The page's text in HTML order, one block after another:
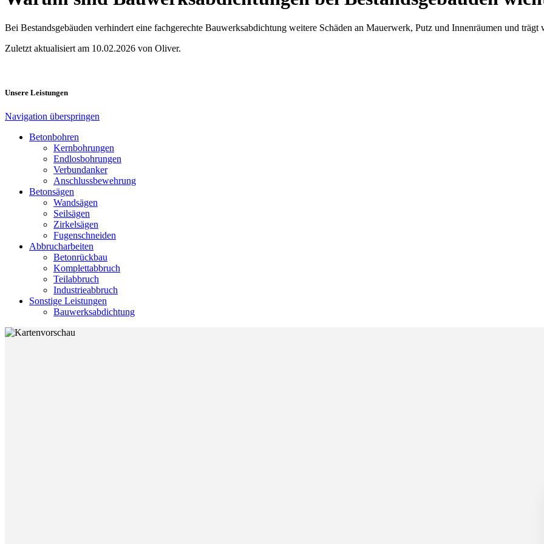
Bei Bestandsgebäuden verhindert eine fachgerechte Bauwerksabdichtung weitere Schäden an Mauerwerk, Putz und Innenräumen und
Zuletzt aktualisiert am 10.02.2026 von Oliver.
Unsere Leistungen
Navigation überspringen
Betonbohren
Kernbohrungen
Endlosbohrungen
Verbundanker
Anschlussbewehrung
Betonsägen
Wandsägen
Seilsägen
Zirkelsägen
Fugenschneiden
Abbrucharbeiten
Betonrückbau
Komplettabbruch
Teilabbruch
Industrieabbruch
Sonstige Leistungen
Bauwerksabdichtung